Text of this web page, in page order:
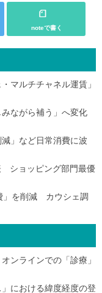
noteで書く
マルチチャネル運賃」
みながら補う」へ変化
」など日常消費に波
ショッピング部門最優
」を削減 カウシェ調
ンラインでの「診療」
における緯度経度の登